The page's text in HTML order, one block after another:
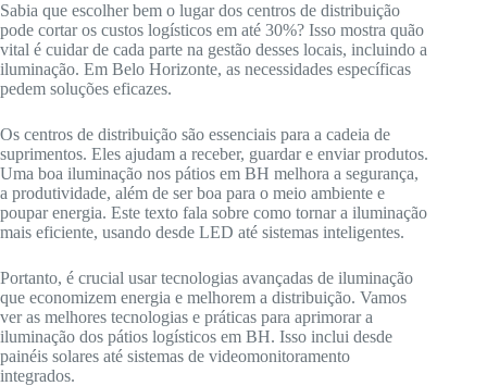
Sabia que escolher bem o lugar dos centros de distribuição
pode cortar os custos logísticos em até 30%? Isso mostra quão
vital é cuidar de cada parte na gestão desses locais, incluindo a
iluminação. Em Belo Horizonte, as necessidades específicas
pedem soluções eficazes.
Os centros de distribuição são essenciais para a cadeia de
suprimentos. Eles ajudam a receber, guardar e enviar produtos.
Uma boa iluminação nos pátios em BH melhora a segurança,
a produtividade, além de ser boa para o meio ambiente e
poupar energia. Este texto fala sobre como tornar a iluminação
mais eficiente, usando desde LED até sistemas inteligentes.
Portanto, é crucial usar tecnologias avançadas de iluminação
que economizem energia e melhorem a distribuição. Vamos
ver as melhores tecnologias e práticas para aprimorar a
iluminação dos pátios logísticos em BH. Isso inclui desde
painéis solares até sistemas de videomonitoramento
integrados.